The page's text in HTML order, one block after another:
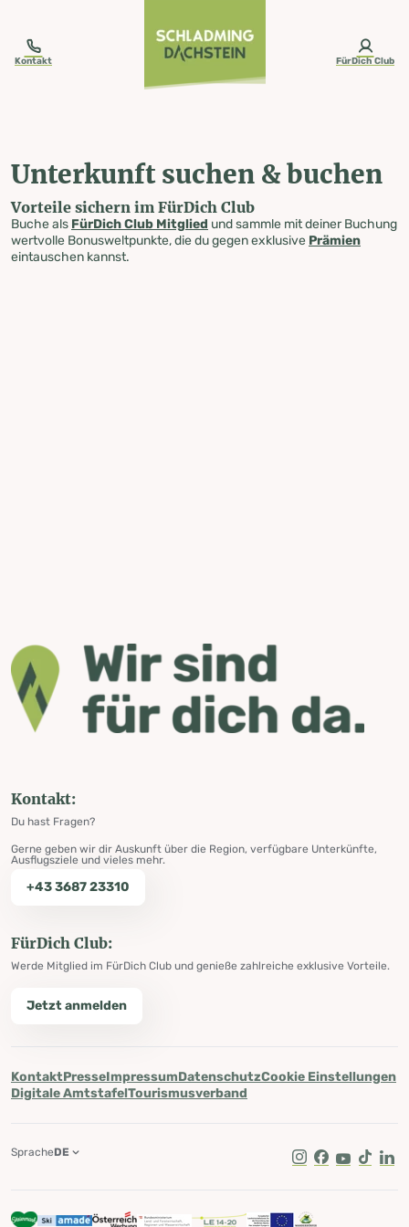
Kontakt FürDich Club
Unterkunft suchen & buchen
Vorteile sichern im FürDich Club
Buche als FürDich Club Mitglied und sammle mit deiner Buchung
wertvolle Bonusweltpunkte, die du gegen exklusive Prämien
eintauschen kannst.
Kontakt:
Du hast Fragen?
Gerne geben wir dir Auskunft über die Region, verfügbare Unterkünfte,
Ausflugsziele und vieles mehr.
+43 3687 23310
FürDich Club:
Werde Mitglied im FürDich Club und genieße zahlreiche exklusive Vorteile.
Jetzt anmelden
KontaktPresseImpressumDatenschutzCookie Einstellungen
Digitale AmtstafelTourismusverband
Instagram
Facebook
Youtube
Tik Tok
SpracheDE